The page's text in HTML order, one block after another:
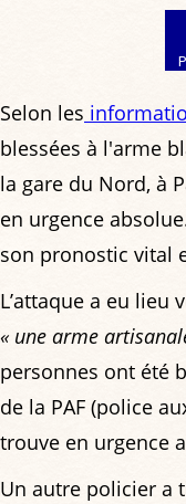
Selon les
blessées à l'arme
la gare du Nord, à
en urgence
son pronostic vital
L’attaque a eu lieu
« une arme
personnes ont été
de la PAF (police
trouve en urgence
Un autre policier a